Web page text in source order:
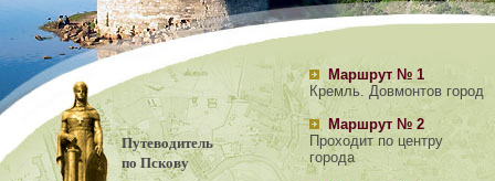
Путеводитель
по Пскову
Маршрут № 1
Кремль. Довмонтов город
Маршрут № 2
Проходит по центру
города